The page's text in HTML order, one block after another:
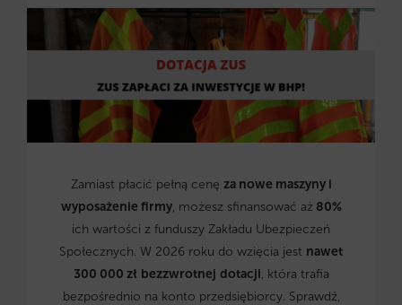
Zamiast płacić pełną cenę za nowe maszyny i
wyposażenie firmy, możesz sfinansować aż80%
ich wartości z funduszy Zakładu Ubezpieczeń
Społecznych. W 2026 roku do wzięcia jest nawet
300 000 zł bezzwrotnej dotacji, która trafia
bezpośrednio na konto przedsiębiorcy. Sprawdź,